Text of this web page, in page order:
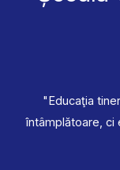
"Educaţia
întâmplătoare, ci